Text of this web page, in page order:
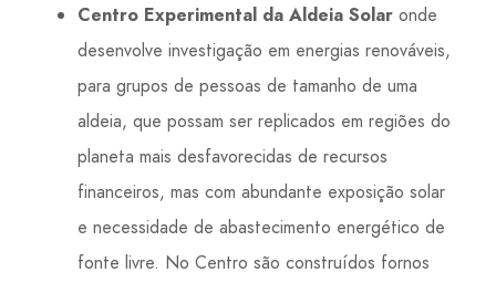
Centro Experimental da Aldeia Solar onde
desenvolve investigação em energias renováveis,
para grupos de pessoas de tamanho de uma
aldeia, que possam ser replicados em regiões do
planeta mais desfavorecidas de recursos
financeiros, mas com abundante exposição solar
e necessidade de abastecimento energético de
fonte livre. No Centro são construídos fornos